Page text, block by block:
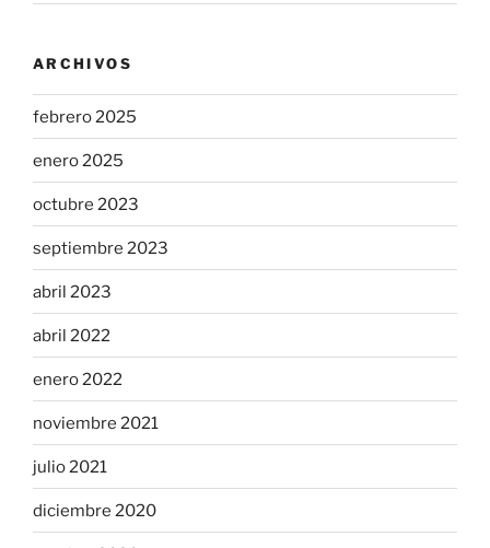
ARCHIVOS
febrero 2025
enero 2025
octubre 2023
septiembre 2023
abril 2023
abril 2022
enero 2022
noviembre 2021
julio 2021
diciembre 2020